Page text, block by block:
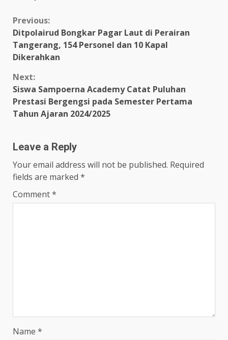
Continue
Reading
Previous:
Ditpolairud Bongkar Pagar Laut di Perairan
Tangerang, 154 Personel dan 10 Kapal
Dikerahkan
Next:
Siswa Sampoerna Academy Catat Puluhan
Prestasi Bergengsi pada Semester Pertama
Tahun Ajaran 2024/2025
Leave a Reply
Your email address will not be published. Required
fields are marked *
Comment*
Name *